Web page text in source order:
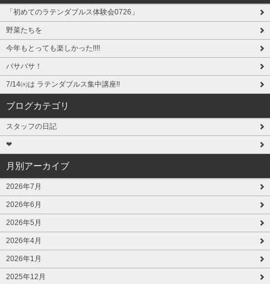
「初めてのラテンダブルス体験会0726」
野菜たちを
今年もとっても楽しかった!!!!
バサバサ！
7/14㈫は ラテンダブルス集中講座!!
ブログカテゴリ
スタッフの日記
❤
月別アーカイブ
2026年7月
2026年6月
2026年5月
2026年4月
2026年1月
2025年12月